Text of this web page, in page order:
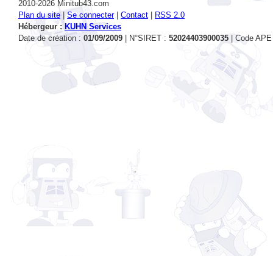
Hébergeur :KUHN Services
Date de création :01/09/2009| N°SIRET :52024403900035